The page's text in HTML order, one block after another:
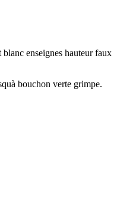
enseignes hauteur faux
bouchon verte grimpe.